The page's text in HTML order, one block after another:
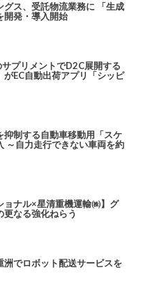
グス、受託物流業務に 「生成
開発・導入開始
サプリメントでD2C展開する
がEC自動出荷アプリ「シッピ
抑制する自動車移動用「スケ
～自力走行できない車両を約
ョナル×星清重機運輸㈱】グ
なる強化ねらう
洲でロボット配送サービスを